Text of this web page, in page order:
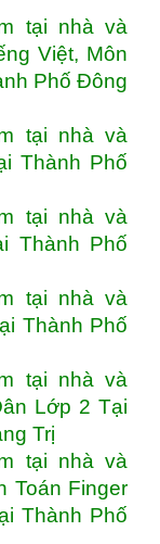
tại nhà và
Việt, Môn
Phố Đông
tại nhà và
Thành Phố
tại nhà và
Thành Phố
tại nhà và
Thành Phố
tại nhà và
Lớp 2 Tại
Trị
tại nhà và
Toán Finger
Thành Phố